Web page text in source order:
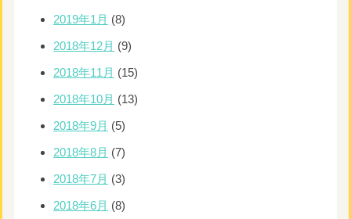
2019年1月 (8)
2018年12月 (9)
2018年11月 (15)
2018年10月 (13)
2018年9月 (5)
2018年8月 (7)
2018年7月 (3)
2018年6月 (8)